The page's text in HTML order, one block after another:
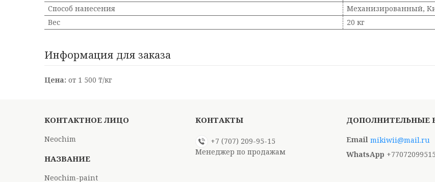
Способ нанесения
Механизированный,
Вес
20 кг
Информация для заказа
Цена: от 1 500 ₸/кг
Neochim
Neochim-paint
+7 (707) 209-95-15
Менеджер по продажам
mikiwii@mail.ru
+77072099515